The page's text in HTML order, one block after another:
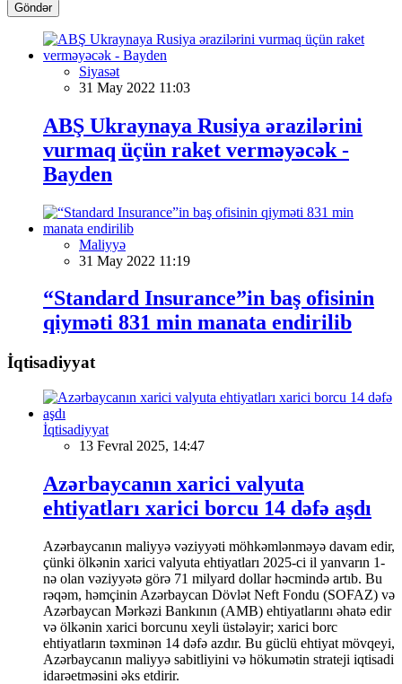
Göndər
Siyasət
31 May 2022 11:03
ABŞ Ukraynaya Rusiya ərazilərini
vurmaq üçün raket verməyəcək -
Bayden
Maliyyə
31 May 2022 11:19
“Standard Insurance”in baş ofisinin
qiyməti 831 min manata endirilib
İqtisadiyyat
İqtisadiyyat
13 Fevral 2025, 14:47
Azərbaycanın xarici valyuta
ehtiyatları xarici borcu 14 dəfə aşdı
Azərbaycanın maliyyə vəziyyəti möhkəmlənməyə davam edir,
çünki ölkənin xarici valyuta ehtiyatları 2025-ci il yanvarın 1-
nə olan vəziyyətə görə 71 milyard dollar həcmində artıb. Bu
rəqəm, həmçinin Azərbaycan Dövlət Neft Fondu (SOFAZ) və
Azərbaycan Mərkəzi Bankının (AMB) ehtiyatlarını əhatə edir
və ölkənin xarici borcunu xeyli üstələyir; xarici borc
ehtiyatların təxminən 14 dəfə azdır. Bu güclü ehtiyat mövqeyi,
Azərbaycanın maliyyə sabitliyini və hökumətin strateji iqtisadi
idarəetməsini əks etdirir.